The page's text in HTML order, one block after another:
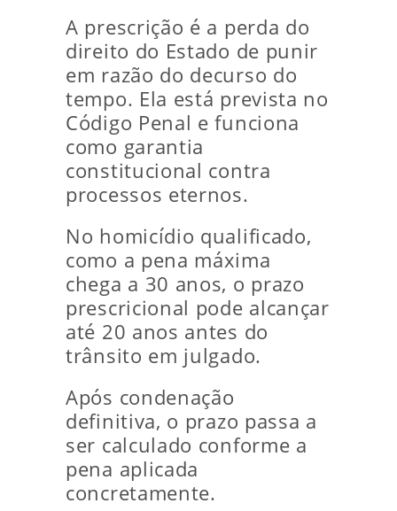
A prescrição é a perda do
direito do Estado de punir
em razão do decurso do
tempo. Ela está prevista no
Código Penal e funciona
como garantia
constitucional contra
processos eternos.
No homicídio qualificado,
como a pena máxima
chega a 30 anos, o prazo
prescricional pode alcançar
até 20 anos antes do
trânsito em julgado.
Após condenação
definitiva, o prazo passa a
ser calculado conforme a
pena aplicada
concretamente.